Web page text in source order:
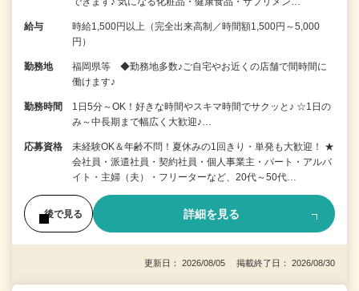
給与
時給1,500円以上（完全出来高制／時間額1,500円～5,000
円）
勤務地
福岡県等 ◆勤務地多数♪ご自宅やお近くの店舗で間時間に
働けます♪
勤務時間
1日5分～OK！好きな時間やスキマ時間でサクッと♪ ☆1日の
み～中長期まで幅広く大歓迎♪…
応募資格
未経験OK＆年齢不問！夏休みの1回きり・単発も大歓迎！ ★
会社員・派遣社員・契約社員・個人事業主・パート・アルバ
イト・主婦（夫）・フリーターなど、20代～50代…
後で見る 詳細を見る
更新日： 2026/08/05 掲載終了日： 2026/08/30